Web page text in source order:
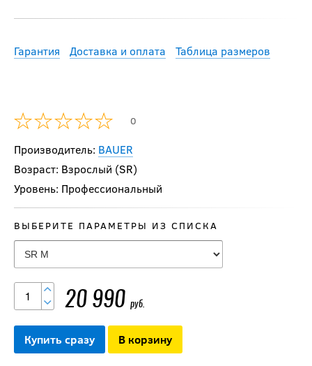
Гарантия Доставка и оплата Таблица размеров
0
Производитель: BAUER
Возраст: Взрослый (SR)
Уровень: Профессиональный
ВЫБЕРИТЕ ПАРАМЕТРЫ ИЗ СПИСКА
20 990 руб.
Купить сразу В корзину
Нагрудник CCM
TACKS XR PRO SR
-15 %